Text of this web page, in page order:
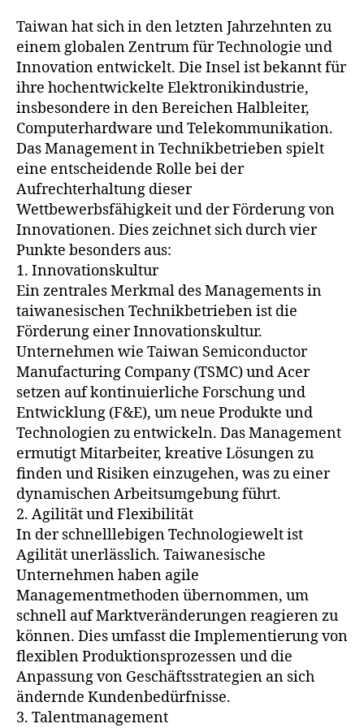
Taiwan hat sich in den letzten Jahrzehnten zu
einem globalen Zentrum für Technologie und
Innovation entwickelt. Die Insel ist bekannt für
ihre hochentwickelte Elektronikindustrie,
insbesondere in den Bereichen Halbleiter,
Computerhardware und Telekommunikation.
Das Management in Technikbetrieben spielt
eine entscheidende Rolle bei der
Aufrechterhaltung dieser
Wettbewerbsfähigkeit und der Förderung von
Innovationen. Dies zeichnet sich durch vier
Punkte besonders aus:
1. Innovationskultur
Ein zentrales Merkmal des Managements in
taiwanesischen Technikbetrieben ist die
Förderung einer Innovationskultur.
Unternehmen wie Taiwan Semiconductor
Manufacturing Company (TSMC) und Acer
setzen auf kontinuierliche Forschung und
Entwicklung (F&E), um neue Produkte und
Technologien zu entwickeln. Das Management
ermutigt Mitarbeiter, kreative Lösungen zu
finden und Risiken einzugehen, was zu einer
dynamischen Arbeitsumgebung führt.
2. Agilität und Flexibilität
In der schnelllebigen Technologiewelt ist
Agilität unerlässlich. Taiwanesische
Unternehmen haben agile
Managementmethoden übernommen, um
schnell auf Marktveränderungen reagieren zu
können. Dies umfasst die Implementierung von
flexiblen Produktionsprozessen und die
Anpassung von Geschäftsstrategien an sich
ändernde Kundenbedürfnisse.
3. Talentmanagement